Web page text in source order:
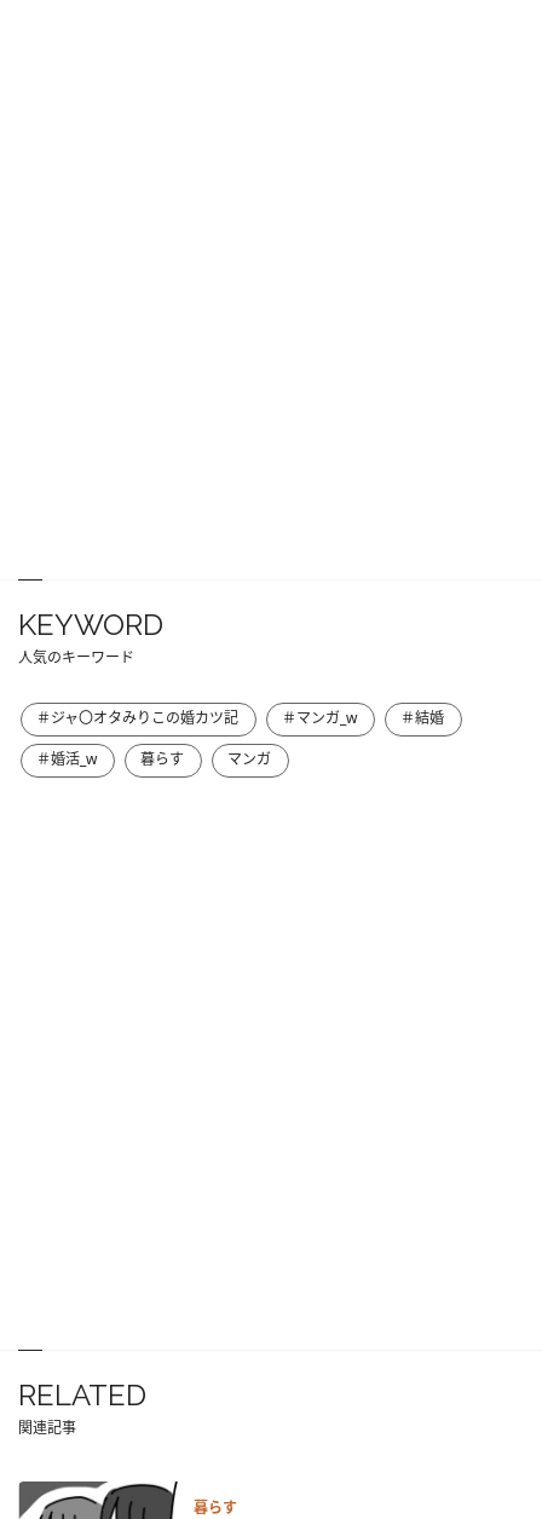
KEYWORD
人気のキーワード
＃ジャ〇オタみりこの婚カツ記 ＃マンガ_w
＃結婚
＃婚活_w
暮らす マンガ
RELATED
関連記事
暮らす